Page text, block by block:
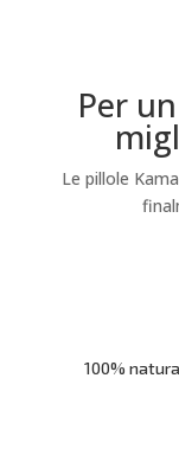
Per
Le pillole
100%